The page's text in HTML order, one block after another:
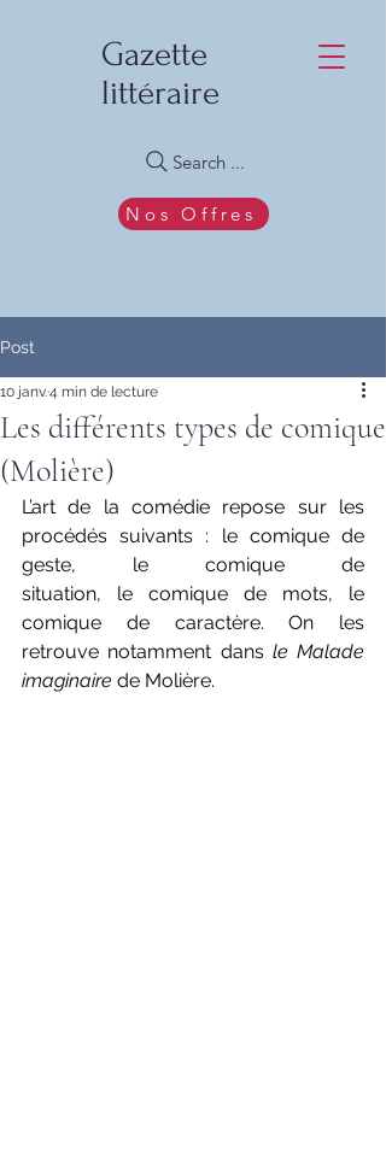
Gazette
littéraire
Search ...
Nos Offres
Post
Les différents types de comique
(Molière)
10 janv.4 min de lecture
L’art de la comédie repose sur les
procédés suivants :
le comique de
geste,
le comique de
situation,
le
comique de mots, le
comique de caractère. On les
retrouve notamment dans le Malade
imaginaire de Molière.